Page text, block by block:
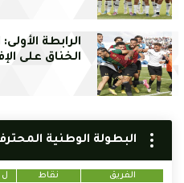
الرابطة
الخناق على
البطولة الوطنية
الفريق نقاط ل